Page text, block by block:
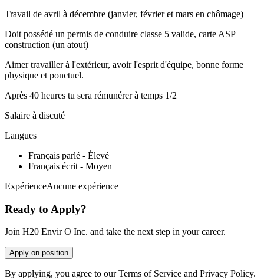
Travail de avril à décembre (janvier, février et mars en chômage)
Doit possédé un permis de conduire classe 5 valide, carte ASP
construction (un atout)
Aimer travailler à l'extérieur, avoir l'esprit d'équipe, bonne forme
physique et ponctuel.
Après 40 heures tu sera rémunérer à temps 1/2
Salaire à discuté
Langues
Français parlé - Élevé
Français écrit - Moyen
ExpérienceAucune expérience
Ready to Apply?
Join H20 Envir O Inc. and take the next step in your career.
Apply on position
By applying, you agree to our Terms of Service and Privacy Policy.